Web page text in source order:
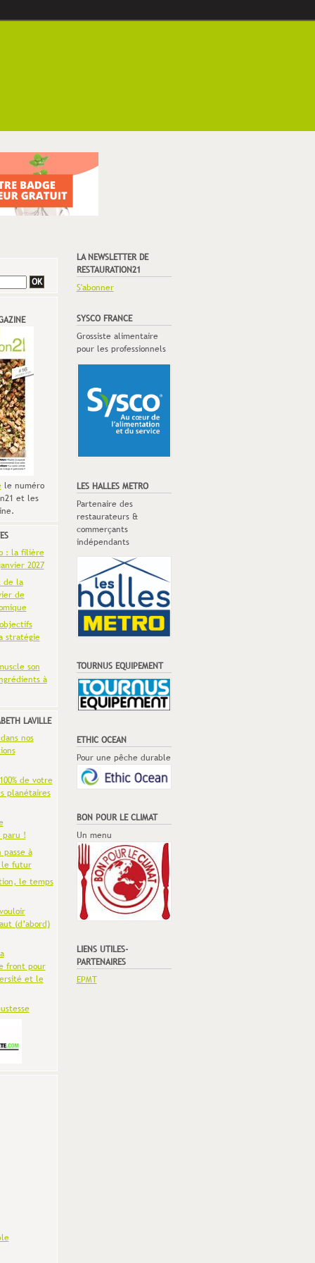
le numéro
et les
: la filière
2027
de la
de
stratégie
son
à
LAVILLE
nos
de votre
planétaires
paru !
passe à
le futur
le temps
(d’abord)
front pour
et le
LA NEWSLETTER DE
RESTAURATION21
S'abonner
SYSCO FRANCE
Grossiste alimentaire
pour les professionnels
LES HALLES METRO
Partenaire des
restaurateurs &
commerçants
indépendants
TOURNUS EQUIPEMENT
ETHIC OCEAN
Pour une pêche durable
BON POUR LE CLIMAT
Un menu
LIENS UTILES-
PARTENAIRES
EPMT